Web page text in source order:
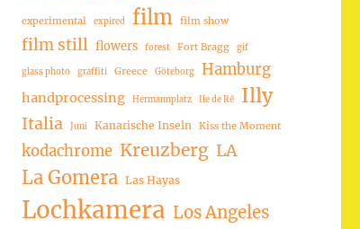
experimental expired film film show
film still flowers forest Fort Bragg gif
glass photo graffiti Greece Göteborg Hamburg
handprocessing Hermannplatz Ile de Ré Illy
Italia Juni Kanarische Inseln Kiss the Moment
kodachrome Kreuzberg LA
La Gomera Las Hayas
Lochkamera Los Angeles